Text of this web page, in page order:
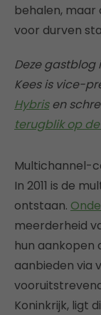
behalen, maar
voor durven
Deze gastblog
Kees is vice-
Hybrisen
terugblik op
Multichannel-
In 2011 is de
ontstaan.
meerderheid
hun aankopen
aanbieden via
Koninkrijk, ligt